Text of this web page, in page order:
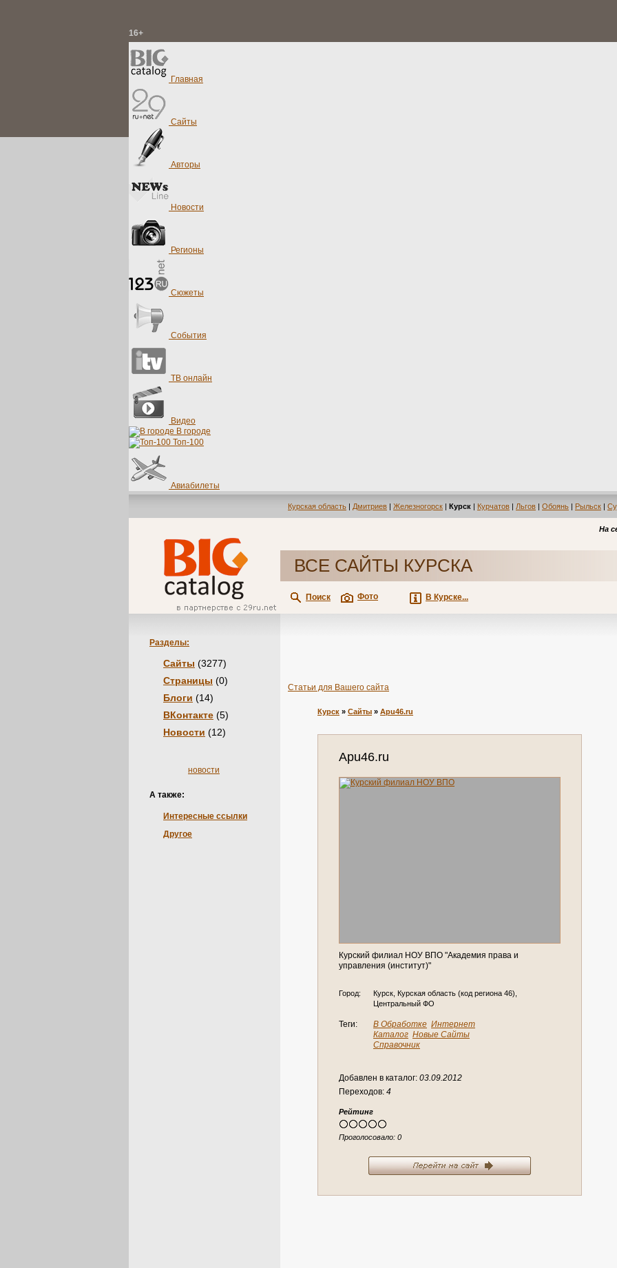
16+
Главная
Сайты
Авторы
Новости
Регионы
Сюжеты
События
ТВ онлайн
Видео
В городе
Топ-100
Авиабилеты
Курская область | Дмитриев | Железногорск | Курск | Курчатов | Льгов | Обоянь | Рыльск |
На
ВСЕ САЙТЫ КУРСКА
Поиск Фото В Курске...
Разделы:
Сайты (3277)
Страницы (0)
Блоги (14)
ВКонтакте (5)
Новости (12)
новости
А также:
Интересные ссылки
Другое
Статьи для Вашего сайта
Курск » Сайты » Apu46.ru
Apu46.ru
Курский филиал НОУ ВПО "Академия права и
управления (институт)"
Город:
Курск, Курская область (код региона 46),
Центральный ФО
Теги: В Обработке Интернет
Каталог Новые Сайты
Справочник
Добавлен в каталог: 03.09.2012
Переходов: 4
Рейтинг
Проголосовало: 0